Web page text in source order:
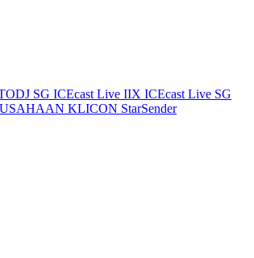
SG ICEcast Live IIX ICEcast Live SG
KLICON StarSender